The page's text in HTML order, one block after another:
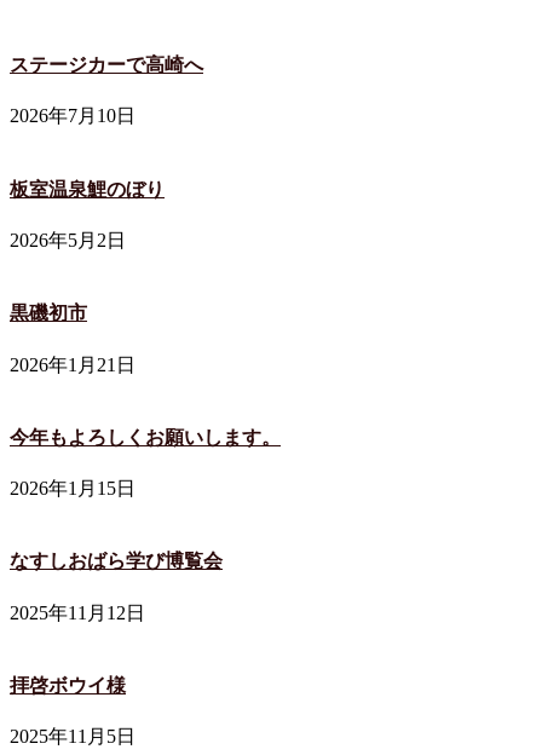
ステージカーで高崎へ
2026年7月10日
板室温泉鯉のぼり
2026年5月2日
黒磯初市
2026年1月21日
今年もよろしくお願いします。
2026年1月15日
なすしおばら学び博覧会
2025年11月12日
拝啓ボウイ様
2025年11月5日